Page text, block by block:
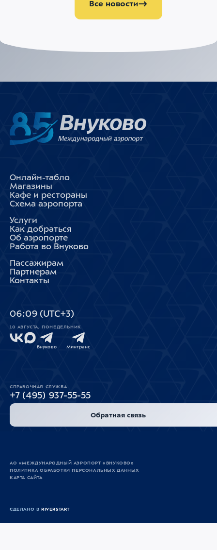
Все новости
Онлайн-табло
Магазины
Кафе и рестораны
Схема аэропорта
Услуги
Как добраться
Об аэропорте
Работа во Внуково
Пассажирам
Партнерам
Контакты
06:09 (UTC+3)
10 АВГУСТА, ПОНЕДЕЛЬНИК
Внуково Минтранс
СПРАВОЧНАЯ СЛУЖБА
+7 (495) 937-55-55
Обратная связь
АО «МЕЖДУНАРОДНЫЙ АЭРОПОРТ «ВНУКОВО»
ПОЛИТИКА ОБРАБОТКИ ПЕРСОНАЛЬНЫХ ДАННЫХ
КАРТА САЙТА
СДЕЛАНО В RIVERSTART